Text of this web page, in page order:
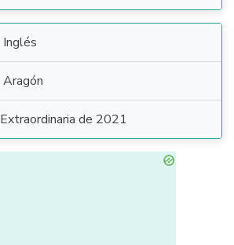
Inglés
Aragón
Extraordinaria de 2021